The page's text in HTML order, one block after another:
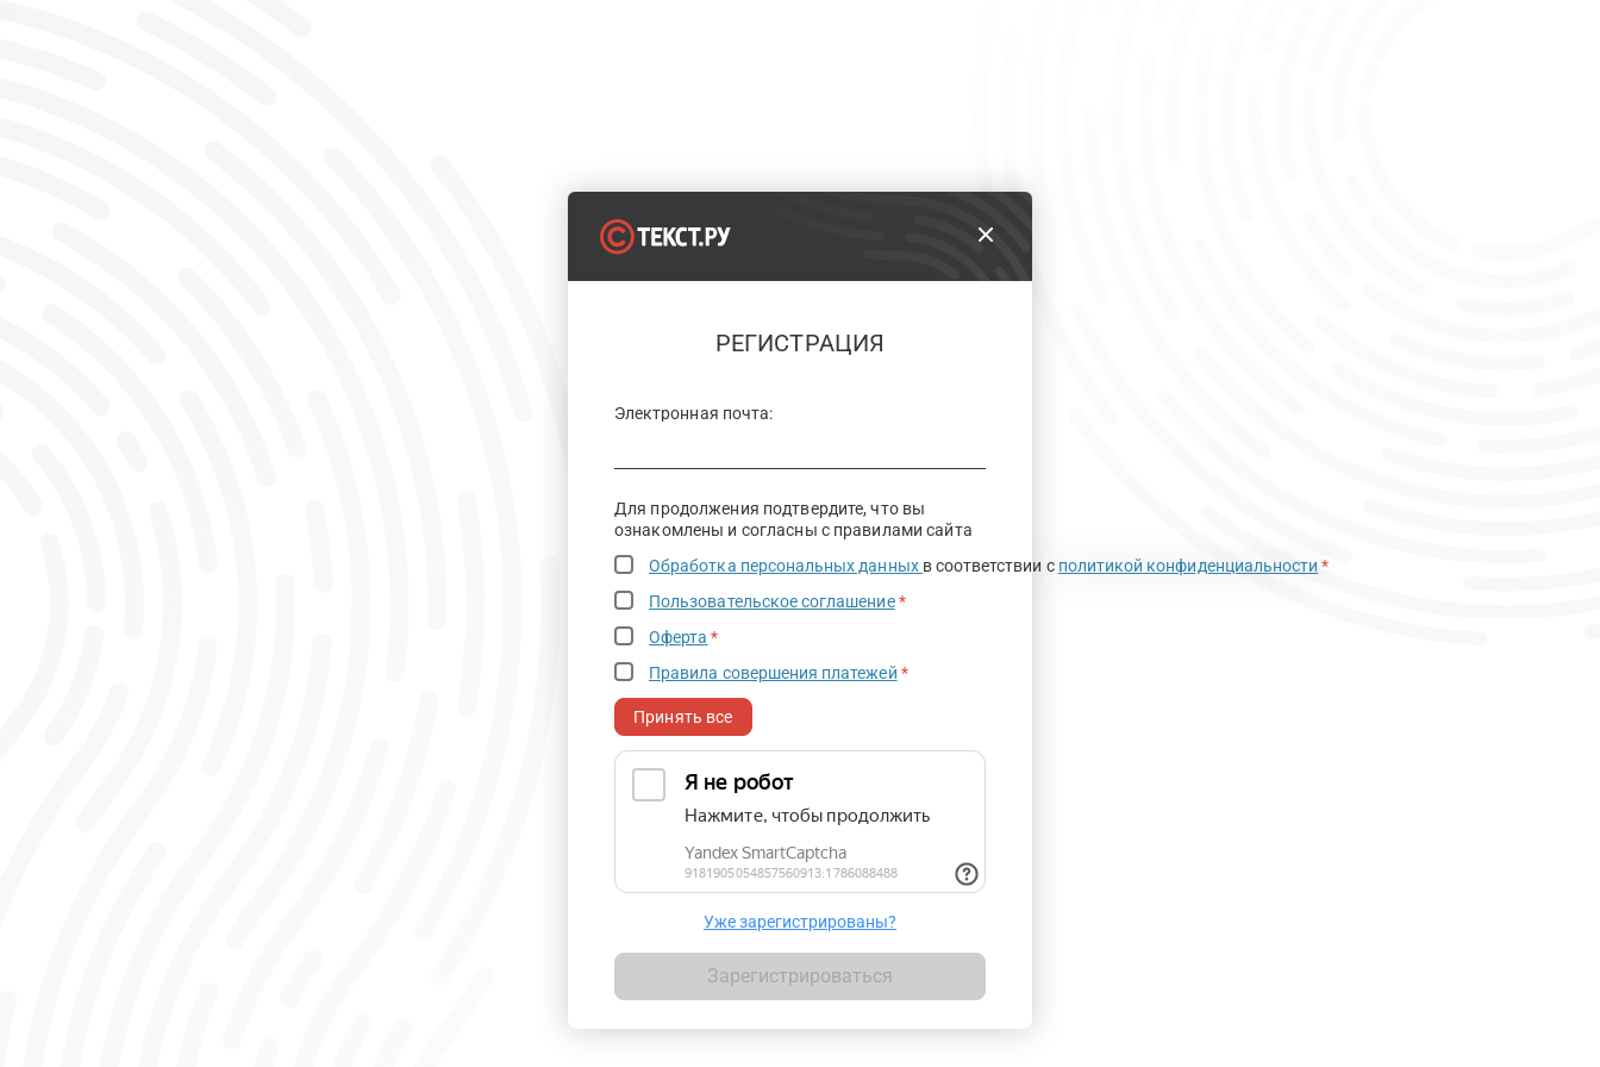
РЕГИСТРАЦИЯ
Электронная почта:
Для продолжения подтвердите, что вы
ознакомлены и согласны с правилами сайта
Обработка персональных данных в соответствии с политикой конфиденциальности *
Пользовательское соглашение *
Оферта *
Правила совершения платежей *
Принять все
Уже зарегистрированы?
Зарегистрироваться